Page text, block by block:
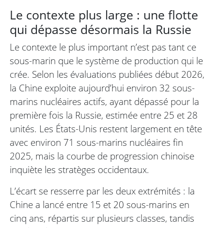
Le contexte plus large : une flotte
qui dépasse désormais la Russie
Le contexte le plus important n’est pas tant ce
sous-marin que le système de production qui le
crée. Selon les évaluations publiées début 2026,
la Chine exploite aujourd’hui environ 32 sous-
marins nucléaires actifs, ayant dépassé pour la
première fois la Russie, estimée entre 25 et 28
unités. Les États-Unis restent largement en tête
avec environ 71 sous-marins nucléaires fin
2025, mais la courbe de progression chinoise
inquiète les stratèges occidentaux.
L’écart se resserre par les deux extrémités : la
Chine a lancé entre 15 et 20 sous-marins en
cinq ans, répartis sur plusieurs classes, tandis